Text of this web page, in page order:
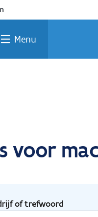
Menu
voor
of trefwoord